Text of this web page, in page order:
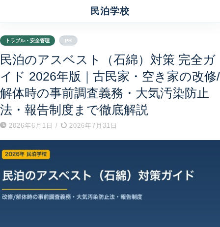
民泊学校
トラブル・安全管理 PR
民泊のアスベスト（石綿）対策 完全ガ
イド 2026年版｜古民家・空き家の改修/
解体時の事前調査義務・大気汚染防止
法・報告制度まで徹底解説
2026年6月1日 / 2026年7月31日